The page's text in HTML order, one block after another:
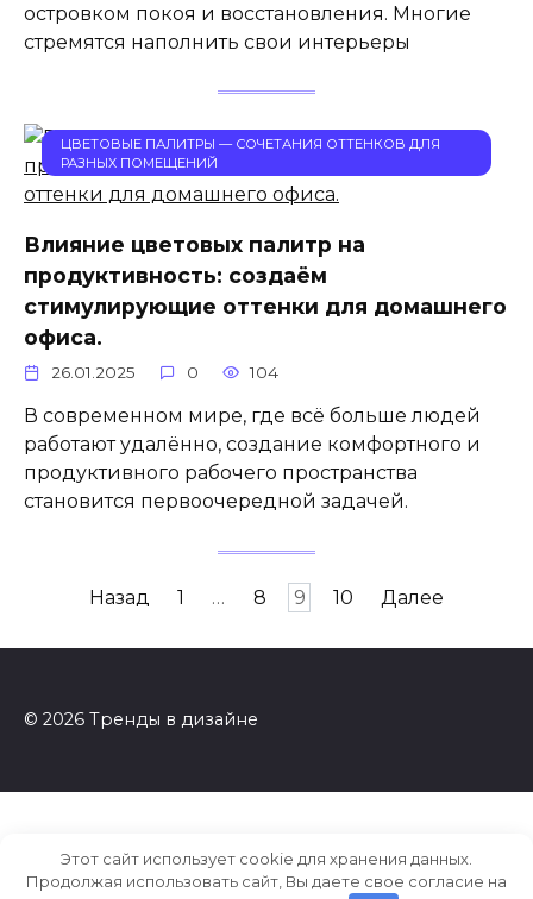
островком покоя и восстановления. Многие
стремятся наполнить свои интерьеры
ЦВЕТОВЫЕ ПАЛИТРЫ — СОЧЕТАНИЯ ОТТЕНКОВ ДЛЯ
РАЗНЫХ ПОМЕЩЕНИЙ
Влияние цветовых палитр на
продуктивность: создаём
стимулирующие оттенки для домашнего
офиса.
26.01.2025 0 104
В современном мире, где всё больше людей
работают удалённо, создание комфортного и
продуктивного рабочего пространства
становится первоочередной задачей.
Пагинация
Назад 1 … 8 9 10 Далее
© 2026 Тренды в дизайне
Этот сайт использует cookie для хранения данных.
Продолжая использовать сайт, Вы даете свое согласие на